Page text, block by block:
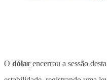
O dólar encerrou a sessão